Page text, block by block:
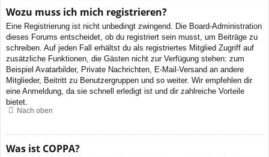
Wozu muss ich mich registrieren?
Eine Registrierung ist nicht unbedingt zwingend. Die Board-Administration
dieses Forums entscheidet, ob du registriert sein musst, um Beiträge zu
schreiben. Auf jeden Fall erhältst du als registriertes Mitglied Zugriff auf
zusätzliche Funktionen, die Gästen nicht zur Verfügung stehen: zum
Beispiel Avatarbilder, Private Nachrichten, E-Mail-Versand an andere
Mitglieder, Beitritt zu Benutzergruppen und so weiter. Wir empfehlen dir
eine Anmeldung, da sie schnell erledigt ist und dir zahlreiche Vorteile
bietet.
Nach oben
Was ist COPPA?